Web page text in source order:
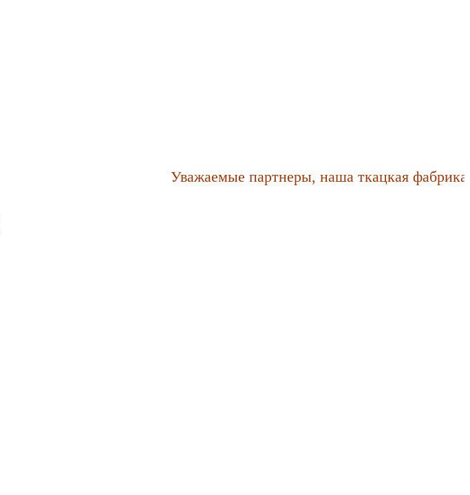
Уважаемые партнеры, наша ткацкая фабрика